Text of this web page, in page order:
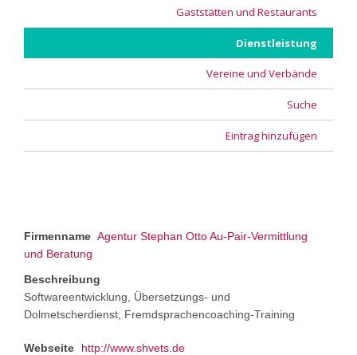
Gaststätten und Restaurants
Dienstleistung
Vereine und Verbände
Suche
Eintrag hinzufügen
Firmenname Agentur Stephan Otto Au-Pair-Vermittlung
und Beratung
Beschreibung
Softwareentwicklung, Übersetzungs- und
Dolmetscherdienst, Fremdsprachencoaching-Training
Webseite
http://www.shvets.de